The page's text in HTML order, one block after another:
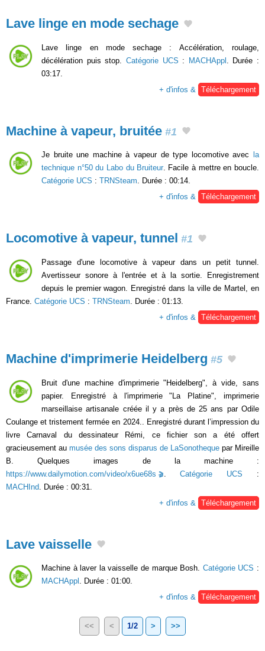
Lave linge en mode sechage
Lave linge en mode sechage : Accélération, roulage,
décélération puis stop. Catégorie UCS : MACHAppl . Durée :
03:17.
+ d'infos &
Téléchargement
Machine à vapeur, bruitée #1
Je bruite une machine à vapeur de type locomotive avec
la
technique n°50 du Labo du Bruiteur. Facile à mettre en boucle.
Catégorie UCS : TRNSteam. Durée : 00:14.
+ d'infos & Téléchargement
Locomotive à vapeur, tunnel #1
Passage d'une locomotive à vapeur dans un petit tunnel.
Avertisseur sonore à l'entrée et à la sortie. Enregistrement
depuis le premier wagon. Enregistré dans la ville de Martel, en
France. Catégorie UCS : TRNSteam . Durée : 01:13.
+ d'infos &
Téléchargement
Machine d'imprimerie Heidelberg #5
Bruit d'une machine d'imprimerie "Heidelberg", à vide, sans
papier. Enregistré à l'imprimerie "La Platine", imprimerie
marseillaise artisanale créée il y a près de 25 ans par Odile
Coulange et tristement fermée en 2024.. Enregistré durant l’impression du
livre Carnaval du dessinateur Rémi, ce fichier son a été offert
gracieusement au musée des sons disparus de LaSonotheque par Mireille
B. Quelques images de la machine :
https://www.dailymotion.com/video/x6ue68s
.Catégorie UCS :
MACHInd . Durée : 00:31.
+ d'infos &
Téléchargement
Lave vaisselle
Machine à laver la vaisselle de marque Bosh. Catégorie UCS :
MACHAppl . Durée : 01:00.
+ d'infos & Téléchargement
<< < 1/2 > >>